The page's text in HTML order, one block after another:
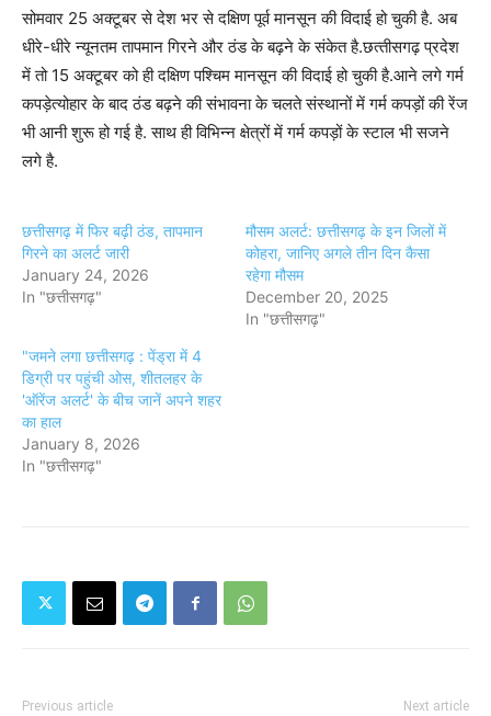
सोमवार 25 अक्टूबर से देश भर से दक्षिण पूर्व मानसून की विदाई हो चुकी है. अब
धीरे-धीरे न्यूनतम तापमान गिरने और ठंड के बढ़ने के संकेत है.छत्‍तीसगढ़ प्रदेश
में तो 15 अक्टूबर को ही दक्षिण पश्चिम मानसून की विदाई हो चुकी है.आने लगे गर्म
कपड़ेत्योहार के बाद ठंड बढ़ने की संभावना के चलते संस्थानों में गर्म कपड़ों की रेंज
भी आनी शुरू हो गई है. साथ ही विभिन्न क्षेत्रों में गर्म कपड़ों के स्टाल भी सजने
लगे है.
छत्तीसगढ़ में फिर बढ़ी ठंड, तापमान
गिरने का अलर्ट जारी
January 24, 2026
In "छत्तीसगढ़"
मौसम अलर्ट: छत्तीसगढ़ के इन जिलों में
कोहरा, जानिए अगले तीन दिन कैसा
रहेगा मौसम
December 20, 2025
In "छत्तीसगढ़"
"जमने लगा छत्तीसगढ़ : पेंड्रा में 4
डिग्री पर पहुंची ओस, शीतलहर के
'ऑरेंज अलर्ट' के बीच जानें अपने शहर
का हाल
January 8, 2026
In "छत्तीसगढ़"
Previous article Next article